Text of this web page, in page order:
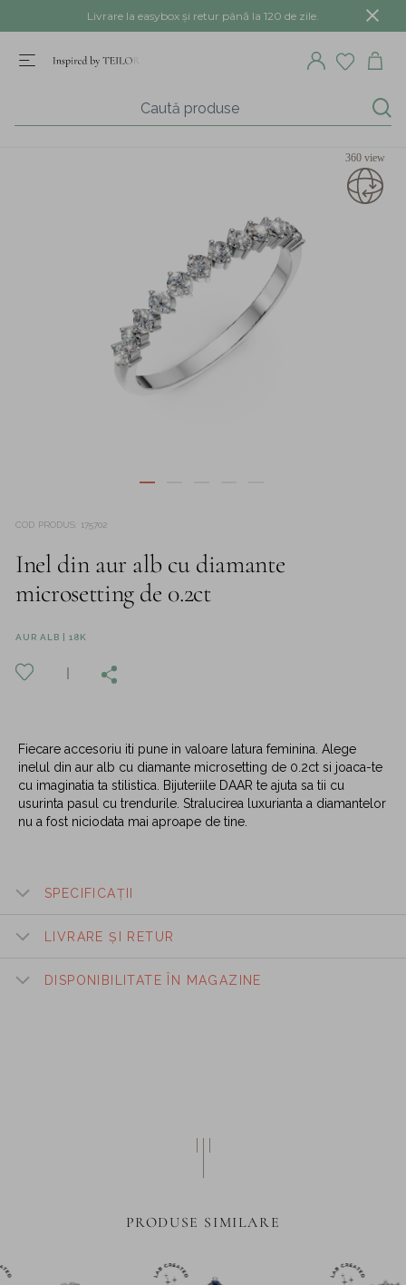
Livrare la easybox și retur până la 120 de zile.
360 view
COD PRODUS 175702
Inel din aur alb cu diamante
microsetting de 0.2ct
AUR ALB | 18K
Fiecare accesoriu iti pune in valoare latura feminina. Alege
inelul din aur alb cu diamante microsetting de 0.2ct si joaca-te
cu imaginatia ta stilistica. Bijuteriile DAAR te ajuta sa tii cu
usurinta pasul cu trendurile. Stralucirea luxurianta a diamantelor
nu a fost niciodata mai aproape de tine.
SPECIFICAȚII
LIVRARE ȘI RETUR
DISPONIBILITATE ÎN MAGAZINE
PRODUSE SIMILARE